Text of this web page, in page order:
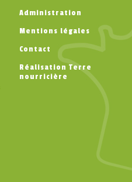
Administration
Mentions légales
Contact
Réalisation Terre
nourricière